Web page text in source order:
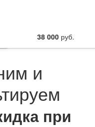
38 000руб.
и
при